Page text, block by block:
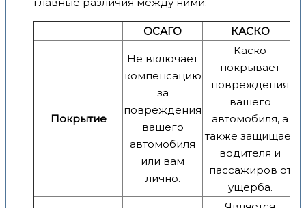
ОСАГО КАСКО
Покрытие
Не включает
компенсацию
за
повреждения
вашего
автомобиля
или вам
лично.
Каско
покрывает
повреждения
вашего
автомобиля, а
также защищает
водителя и
пассажиров от
ущерба.